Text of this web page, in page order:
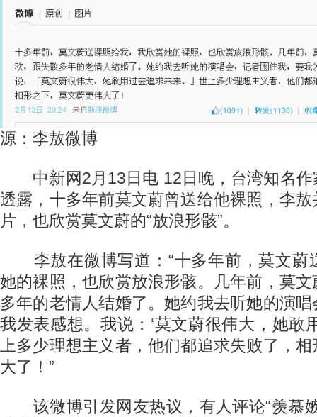
源：李敖微博
中新网2月13日电 12日晚，台湾知名作
透露，十多年前莫文蔚曾送给他裸照，李
片，也欣赏莫文蔚的“放浪形骸”。
李敖在微博写道：“十多年前，莫文蔚
她的裸照，也欣赏放浪形骸。几年前，莫
多年的老情人结婚了。她约我去听她的演
我发表感想。我说：‘莫文蔚很伟大，她敢
上多少理想主义者，他们都追求失败了，
大了！”
该微博引发网友热议，有人评论“羡慕